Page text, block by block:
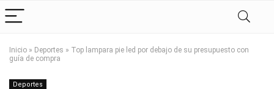
Inicio » Deportes » Top lampara pie led por debajo de su presupuesto con
guía de compra
Deportes